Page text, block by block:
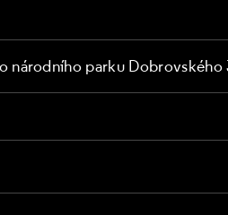
národního parku Dobrovského